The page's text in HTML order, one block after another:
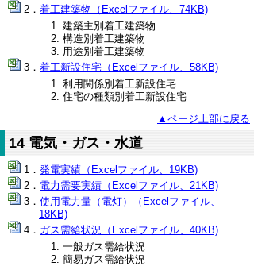
着工建築物（Excelファイル、74KB)
建築主別着工建築物
構造別着工建築物
用途別着工建築物
着工新設住宅（Excelファイル、58KB)
利用関係別着工新設住宅
住宅の種類別着工新設住宅
▲ページ上部に戻る
14 電気・ガス・水道
発電実績（Excelファイル、19KB)
電力需要実績（Excelファイル、21KB)
使用電力量（電灯）（Excelファイル、
18KB)
ガス需給状況（Excelファイル、40KB)
一般ガス需給状況
簡易ガス需給状況